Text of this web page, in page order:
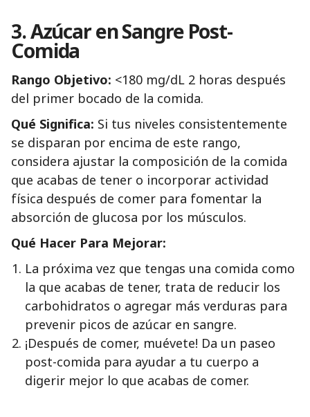
3. Azúcar en Sangre Post-
Comida
Rango Objetivo: <180 mg/dL 2 horas después
del primer bocado de la comida.
Qué Significa: Si tus niveles consistentemente
se disparan por encima de este rango,
considera ajustar la composición de la comida
que acabas de tener o incorporar actividad
física después de comer para fomentar la
absorción de glucosa por los músculos.
Qué Hacer Para Mejorar:
La próxima vez que tengas una comida como
la que acabas de tener, trata de reducir los
carbohidratos o agregar más verduras para
prevenir picos de azúcar en sangre.
¡Después de comer, muévete! Da un paseo
post-comida para ayudar a tu cuerpo a
digerir mejor lo que acabas de comer.